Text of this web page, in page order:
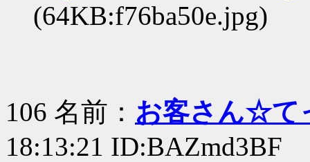
(64KB:f76ba50e.jpg)
106 名前： お客さん☆て
18:13:21 ID:BAZmd3BF